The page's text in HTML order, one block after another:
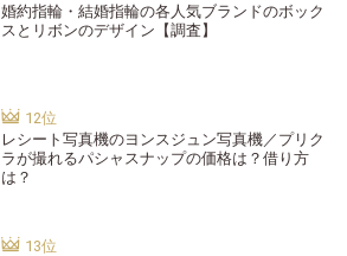
婚約指輪・結婚指輪の各人気ブランドのボック
スとリボンのデザイン【調査】
レシート写真機のヨンスジュン写真機／プリク
ラが撮れるパシャスナップの価格は？借り方
は？